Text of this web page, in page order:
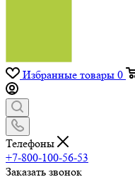
Избранные товары 0
Телефоны
+7-800-100-56-53
Заказать звонок